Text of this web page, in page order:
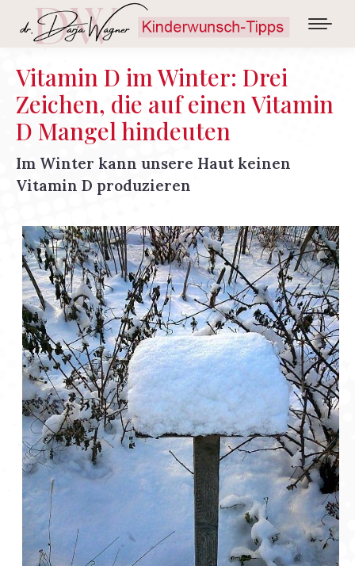
Vitamin D im Winter: Drei
Zeichen, die auf einen Vitamin
D Mangel hindeuten
Im Winter kann unsere Haut keinen
Vitamin D produzieren